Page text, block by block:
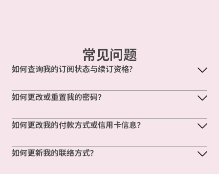
常见问题
如何查询我的订阅状态与续订资格?
如何更改或重置我的密码？
如何更改我的付款方式或信用卡信息？
如何更新我的联络方式？